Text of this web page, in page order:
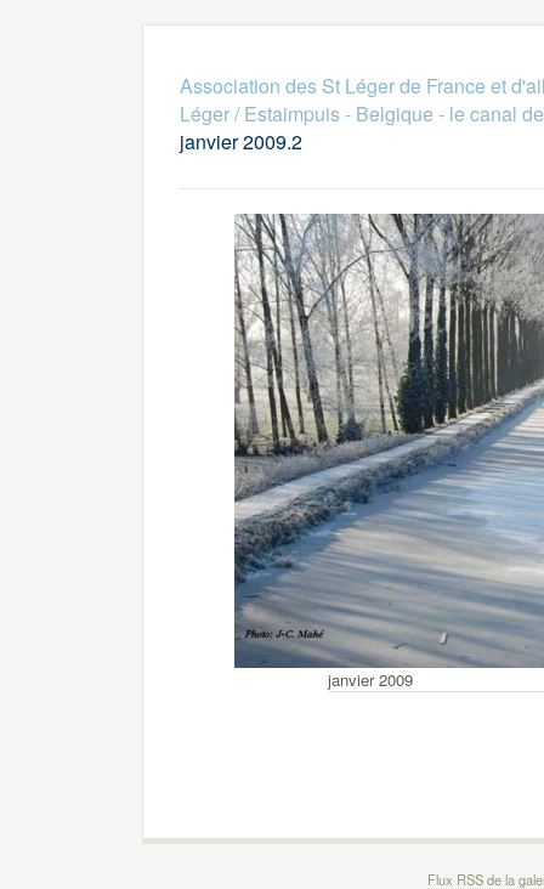
Association des St Léger de France et
Léger / Estaimpuis - Belgique - le canal
janvier 2009.2
janvier 2009
Flux RSS de la